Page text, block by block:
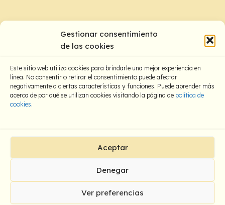
Gestionar consentimiento
de las cookies
Este sitio web utiliza cookies para brindarle una mejor experiencia en
línea. No consentir o retirar el consentimiento puede afectar
negativamente a ciertas características y funciones. Puede aprender más
acerca de por qué se utilizan cookies visitando la página de política de
cookies.
Aceptar
Denegar
Ver preferencias
Contacto:
Zona H. Sant Pau – Sagrada Familia
Todos los derechos © 2025 Clara Gómez |